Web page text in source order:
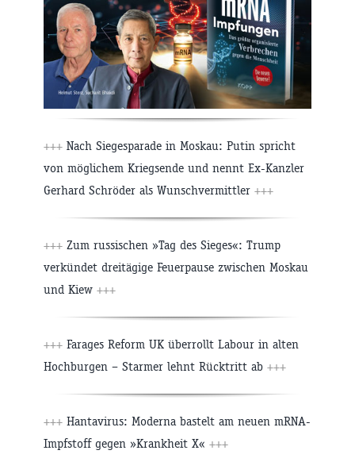
+++ Nach Siegesparade in Moskau: Putin spricht
von möglichem Kriegsende und nennt Ex-Kanzler
Gerhard Schröder als Wunschvermittler +++
+++ Zum russischen »Tag des Sieges«: Trump
verkündet dreitägige Feuerpause zwischen Moskau
und Kiew +++
+++ Farages Reform UK überrollt Labour in alten
Hochburgen – Starmer lehnt Rücktritt ab +++
+++ Hantavirus: Moderna bastelt am neuen mRNA-
Impfstoff gegen »Krankheit X« +++